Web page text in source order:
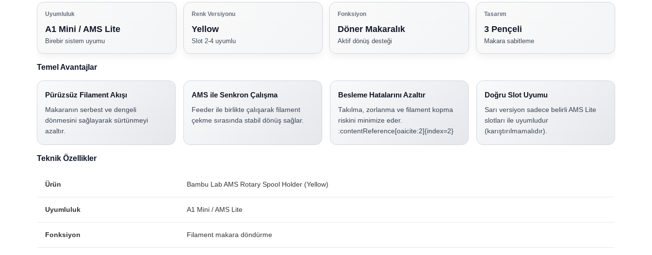
Uyumluluk
A1 Mini / AMS Lite
Birebir sistem uyumu
Renk Versiyonu
Yellow
Slot 2-4 uyumlu
Fonksiyon
Döner Makaralık
Aktif dönüş desteği
Tasarım
3 Pençeli
Makara sabitleme
Temel Avantajlar
Pürüzsüz Filament Akışı
Makaranın serbest ve dengeli
dönmesini sağlayarak sürtünmeyi
azaltır.
AMS ile Senkron Çalışma
Feeder ile birlikte çalışarak filament
çekme sırasında stabil dönüş sağlar.
Besleme Hatalarını Azaltır
Takılma, zorlanma ve filament kopma
riskini minimize eder.
:contentReference[oaicite:2]{index=2}
Doğru Slot Uyumu
Sarı versiyon sadece belirli AMS Lite
slotları ile uyumludur
(karıştırılmamalıdır).
Teknik Özellikler
Ürün Bambu Lab AMS Rotary Spool Holder (Yellow)
Uyumluluk A1 Mini / AMS Lite
Fonksiyon Filament makara döndürme